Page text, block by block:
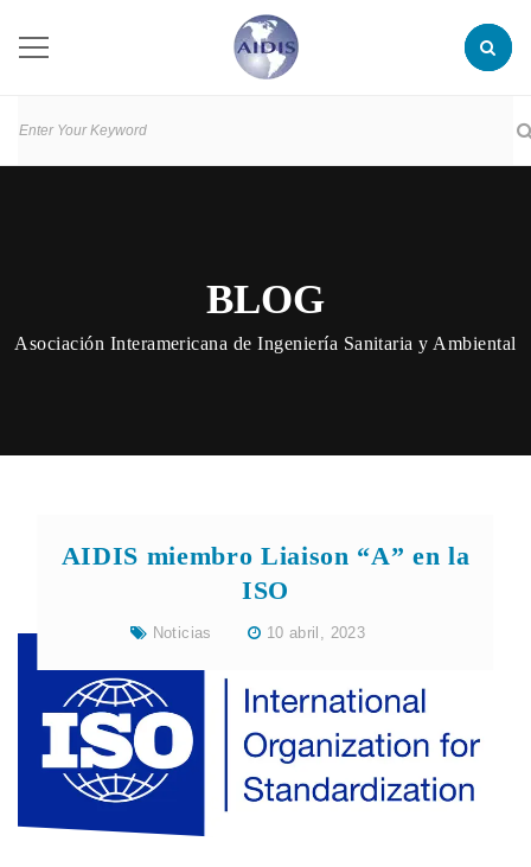
BLOG
Asociación Interamericana de Ingeniería Sanitaria y Ambiental
AIDIS miembro Liaison “A” en la
ISO
Noticias 10 abril, 2023